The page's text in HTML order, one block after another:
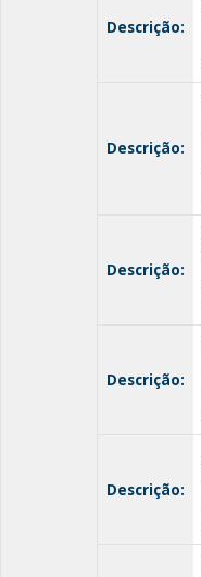
Descrição:
Descrição:
Descrição:
Descrição:
Descrição: